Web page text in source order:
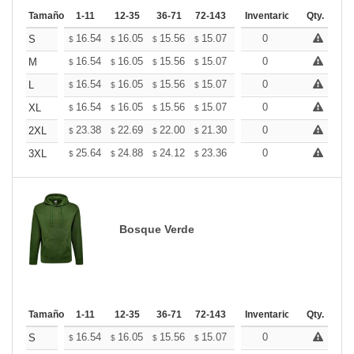
Tamaño 1-11 12-35 36-71 72-143 144-287 288 +
Inventario Qty.
S $ 16.54 $ 16.05 $ 15.56 $ 15.07 14.58
0
M
$ 16.54 $ 16.05 $ 15.56 $ 15.07 14.58
0
L
$ 16.54 $ 16.05 $ 15.56 $ 15.07 14.58
0
XL
$ 16.54 $ 16.05 $ 15.56 $ 15.07 14.58
0
2XL
$ 23.38 $ 22.69 $ 22.00 $ 21.30 20.61
0
3XL
$ 25.64 $ 24.88 $ 24.12 $ 23.36 22.60
0
Bosque Verde
Tamaño 1-11 12-35 36-71 72-143 144-287 288 +
Inventario Qty.
S $ 16.54 $ 16.05 $ 15.56 $ 15.07 14.58
0